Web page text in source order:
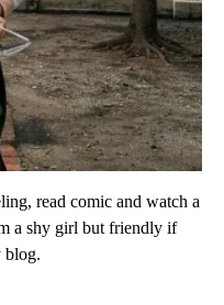
read comic and watch a
a shy girl but friendly if
blog.